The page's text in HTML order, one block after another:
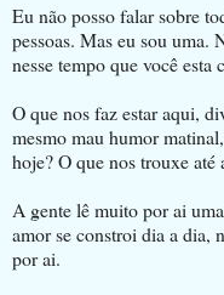
Eu não posso falar sobre
pessoas. Mas eu sou uma.
nesse tempo que você esta
O que nos faz estar aqui,
mesmo mau humor
hoje? O que nos trouxe até
A gente lê muito por ai
amor se constroi dia a dia,
por ai.